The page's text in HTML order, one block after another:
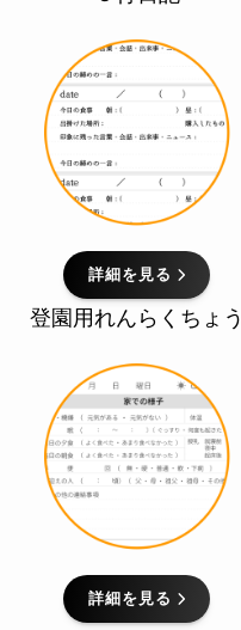
詳細を見る
登園用れんらくちょう
詳細を見る